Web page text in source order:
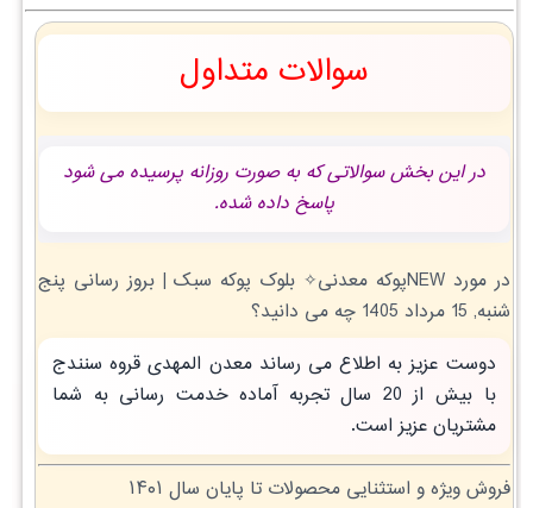
سوالات متداول
در این بخش سوالاتی که به صورت روزانه پرسیده می شود
پاسخ داده شده.
در مورد NEWپوکه معدنی✧ بلوک پوکه سبک | بروز رسانی پنج
شنبه, 15 مرداد 1405 چه می دانید؟
دوست عزیز به اطلاع می رساند معدن المهدی قروه سنندج
با بیش از 20 سال تجربه آماده خدمت رسانی به شما
مشتریان عزیز است.
فروش ویژه و استثنایی محصولات تا پایان سال ۱۴۰۱